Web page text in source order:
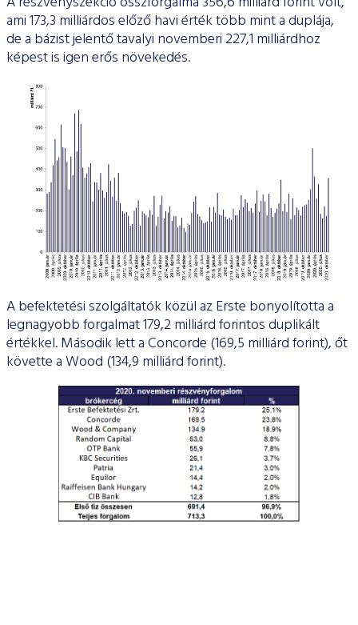
ami 173,3 milliárdos előző havi érték több mint a duplája,
de a bázist jelentő tavalyi novemberi 227,1 milliárdhoz
képest is igen erős növekedés.
A befektetési szolgáltatók közül az Erste bonyolította a
legnagyobb forgalmat 179,2 milliárd forintos duplikált
értékkel. Második lett a Concorde (169,5 milliárd forint), őt
követte a Wood (134,9 milliárd forint).